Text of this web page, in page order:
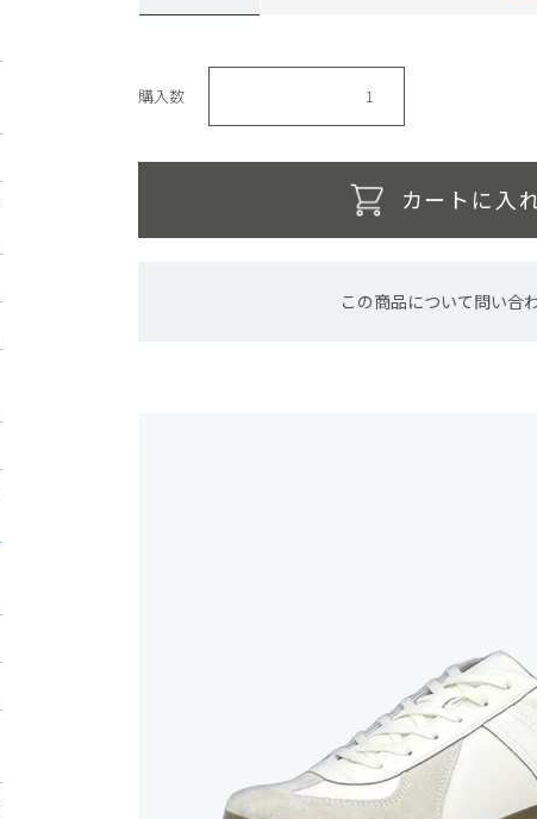
購入数
カートに入
この商品について問い合